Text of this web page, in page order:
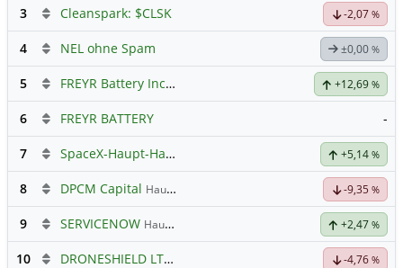
3 Cleanspark: $CLSK -2,07 %
4 NEL ohne Spam ±0,00 %
5 FREYR Battery Inc Registered Shs Hauptdiskussion+12,69 %
6 FREYR BATTERY -
7 SpaceX-Haupt-Hauptforum +5,14 %
8 DPCM Capital Hauptdiskussion -9,35 %
9 SERVICENOW Hauptdiskussion +2,47 %
10 DRONESHIELD LTD -4,76 %